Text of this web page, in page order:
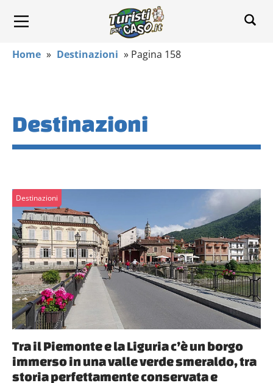
Home » Destinazioni » Pagina 158
Destinazioni
Destinazioni
Tra il Piemonte e la Liguria c’è un borgo
immerso in una valle verde smeraldo, tra
storia perfettamente conservata e